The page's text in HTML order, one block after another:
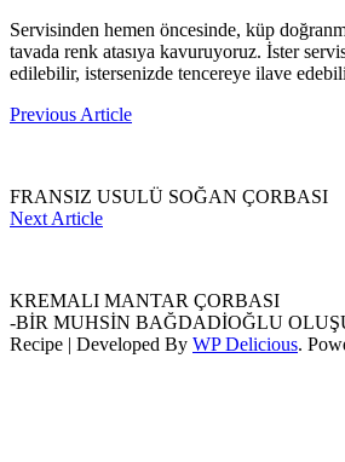
Servisinden hemen öncesinde, küp
tavada renk atasıya kavuruyoruz. İster
edilebilir, istersenizde tencereye ilave
Post
Previous Article
FRANSIZ USULÜ SOĞAN ÇORBASI
Next Article
KREMALI MANTAR ÇORBASI
-BİR MUHSİN BAĞDADİOĞLU
Recipe | Developed By WP Delicious.